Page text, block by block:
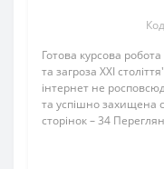
Готова курсова
та загроза ХХІ
інтернет не
та успішно захищена
сторінок – 34